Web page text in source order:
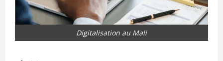
Digitalisation au Mali